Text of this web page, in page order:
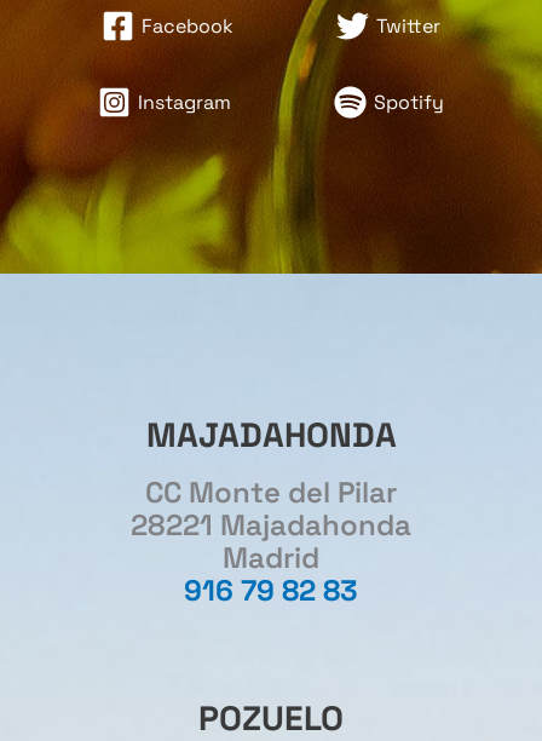
Facebook Twitter
Instagram Spotify
MAJADAHONDA
CC Monte del Pilar
28221 Majadahonda
Madrid
916 79 82 83
POZUELO